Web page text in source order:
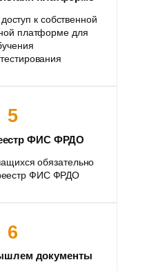
к собственной
платформе для
5
ФИС ФРДО
обязательно
ФИС ФРДО
6
документы